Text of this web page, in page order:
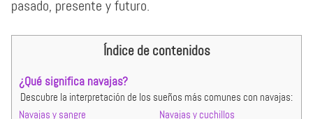
pasado, presente y futuro.
Índice de contenidos
¿Qué significa navajas?
Descubre la interpretación de los sueños más comunes con navajas:
Navajas y sangre
Navajas y cuchillos